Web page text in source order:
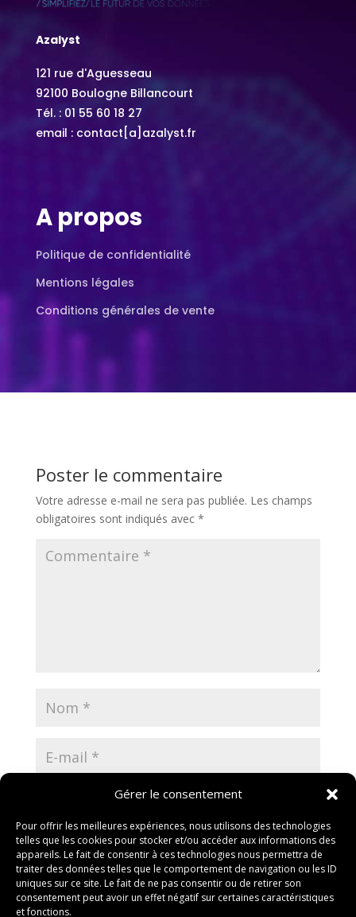
Gérer le consentement
Pour offrir les meilleures expériences, nous utilisons des technologies
telles que les cookies pour stocker et/ou accéder aux informations des
appareils. Le fait de consentir à ces technologies nous permettra de
traiter des données telles que le comportement de navigation ou les ID
uniques sur ce site. Le fait de ne pas consentir ou de retirer son
consentement peut avoir un effet négatif sur certaines caractéristiques
et fonctions.
Azalyst
121 rue d'Aguesseau
92100 Boulogne Billancourt
Tél. : 01 55 60 18 27
email : contact[a]azalyst.fr
A propos
Politique de confidentialité
Mentions légales
Conditions générales de vente
Poster le commentaire
Votre adresse e-mail ne sera pas publiée. Les champs
obligatoires sont indiqués avec *
Enregistrer mon nom, mon e-mail et mon site dans
le navigateur pour mon prochain commentaire.